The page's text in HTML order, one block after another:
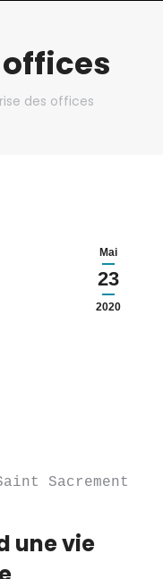
des offices
Mai
23
2020
Sacrement
une vie